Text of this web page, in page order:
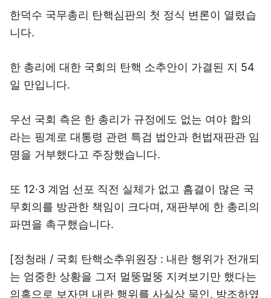
한덕수 국무총리 탄핵심판의 첫 정식 변론이 열렸습
니다.
한 총리에 대한 국회의 탄핵 소추안이 가결된 지 54
일 만입니다.
우선 국회 측은 한 총리가 규정에도 없는 여야 합의
라는 핑계로 대통령 관련 특검 법안과 헌법재판관 임
명을 거부했다고 주장했습니다.
또 12·3 계엄 선포 직전 실체가 없고 흠결이 많은 국
무회의를 방관한 책임이 크다며, 재판부에 한 총리의
파면을 촉구했습니다.
[정청래 / 국회 탄핵소추위원장 : 내란 행위가 전개되
는 엄중한 상황을 그저 멀뚱멀뚱 지켜보기만 했다는
의혹으로 보자면 내란 행위를 사실상 묵인, 방조하였